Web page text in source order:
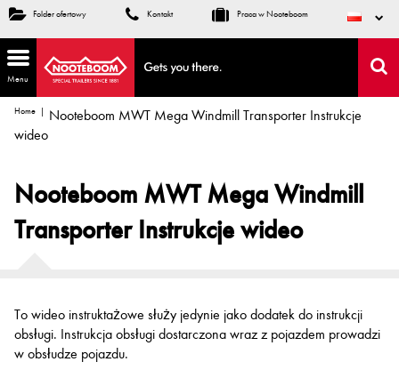
Folder ofertowy Kontakt Praca w Nooteboom
Menu
Home
Nooteboom MWT Mega Windmill Transporter Instrukcje
wideo
Nooteboom MWT Mega Windmill
Transporter Instrukcje wideo
To wideo instruktażowe służy jedynie jako dodatek do instrukcji
obsługi. Instrukcja obsługi dostarczona wraz z pojazdem prowadzi
w obsłudze pojazdu.